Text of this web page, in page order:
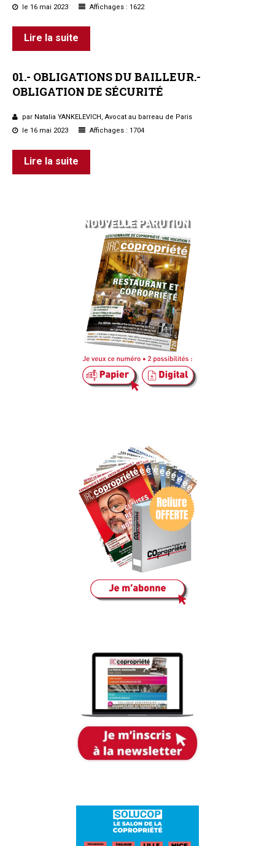
le 16 mai 2023 Affichages : 1622
Lire la suite
01.- OBLIGATIONSDU BAILLEUR.-
OBLIGATION DE SÉCURITÉ
par Natalia YANKELEVICH, Avocat au barreau de Paris
le 16 mai 2023
Affichages : 1704
Lire la suite